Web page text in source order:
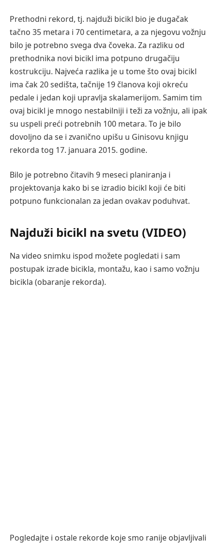
Prethodni rekord, tj. najduži bicikl bio je dugačak
tačno 35 metara i 70 centimetara, a za njegovu vožnju
bilo je potrebno svega dva čoveka. Za razliku od
prethodnika novi bicikl ima potpuno drugačiju
kostrukciju. Najveća razlika je u tome što ovaj bicikl
ima čak 20 sedišta, tačnije 19 članova koji okreću
pedale i jedan koji upravlja skalamerijom. Samim tim
ovaj bicikl je mnogo nestabilniji i teži za vožnju, ali ipak
su uspeli preći potrebnih 100 metara. To je bilo
dovoljno da se i zvanično upišu u Ginisovu knjigu
rekorda tog 17. januara 2015. godine.
Bilo je potrebno čitavih 9 meseci planiranja i
projektovanja kako bi se izradio bicikl koji će biti
potpuno funkcionalan za jedan ovakav poduhvat.
Najduži bicikl na svetu (VIDEO)
Na video snimku ispod možete pogledati i sam
postupak izrade bicikla, montažu, kao i samo vožnju
bicikla (obaranje rekorda).
Pogledajte i ostale rekorde koje smo ranije objavljivali